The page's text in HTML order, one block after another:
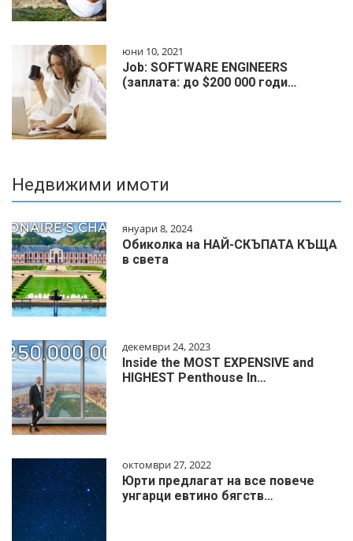
юни 10, 2021
Job: SOFTWARE ENGINEERS
(заплата: до $200 000 годи…
Недвижими имоти
януари 8, 2024
Обиколка на НАЙ-СКЪПАТА КЪЩА
в света
декември 24, 2023
Inside the MOST EXPENSIVE and
HIGHEST Penthouse In…
октомври 27, 2022
Юрти предлагат на все повече
унгарци евтино бягств…